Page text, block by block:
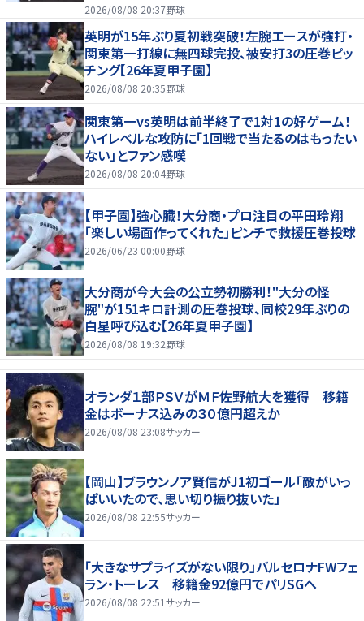
2026/08/08 20:37野球
英明が15年ぶり夏初戦突破！左腕エースが強打・
関東第一打線に無四球完投、被安打3の圧巻ピッ
チング【26年夏甲子園】
2026/08/08 20:35野球
関東第一vs英明は前半終了で1対1の好ゲーム！
ハイレベルな攻防に「1回戦で当たるのはもったい
ない」とファン感嘆
2026/08/08 20:04野球
【甲子園】強心臓！大分商・プロ注目の平田玲翔
「楽しい場面作ってくれた」ピンチで救援圧巻投球
2026/06/23 00:00野球
大分商が今大会の公立勢初勝利！"大分の怪
腕"が151キロ計測の圧巻投球、同校29年ぶりの
白星呼び込む【26年夏甲子園】
2026/08/08 19:32野球
オランダ１部ＰＳＶがＭＦ佐野航大を獲得 移籍
金はボーナス込みの３０億円超えか
2026/08/08 23:08サッカー
【岡山】ブラウンノア賢信がJ1初ゴール「敵がいっ
ぱいいたので、思い切り振り抜いた」
2026/08/08 22:55サッカー
「大きなサプライズがない限り」バルセロナFWフェ
ラン・トーレス 移籍金92億円でパリSGへ
2026/08/08 22:51サッカー